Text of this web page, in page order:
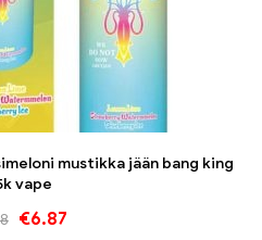
mustikka jään bang king
vape
€6.87